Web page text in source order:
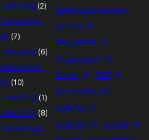
Juni 2015 (2)
November
(7)
Juni 2014(6)
November
(10)
Juni 2013 (1)
Juni 2013 (8)
November
Naturkundemuseum
Leipzig (2)
Non-Sense (1)
Organisation (1)
Papier (2) PDF (1)
Philosophie (2)
Polaroid (1)
portfolio (1) projekt (1)